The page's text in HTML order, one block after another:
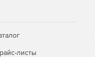
листы